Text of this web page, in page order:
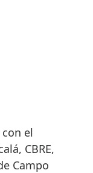
el
CBRE,
Campo